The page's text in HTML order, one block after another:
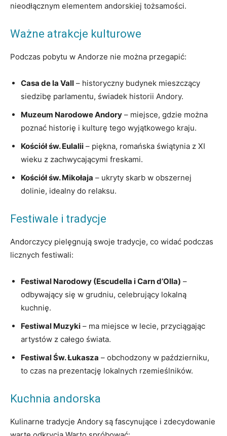
nieodłącznym elementem⁣ andorskiej tożsamości.
Ważne atrakcje kulturowe
Podczas pobytu w Andorze nie⁢ można przegapić:
Casa de la Vall – ‌historyczny budynek mieszczący
siedzibę ​parlamentu, świadek historii Andory.
Muzeum Narodowe Andory –⁤ miejsce, gdzie można
poznać historię i kulturę ​tego wyjątkowego kraju.
Kościół św. Eulalii – piękna, romańska świątynia z XI
wieku z‌ zachwycającymi ⁤freskami.
Kościół św. Mikołaja – ukryty skarb⁢ w obszernej
dolinie, idealny do relaksu.
Festiwale i tradycje
Andorczycy pielęgnują swoje tradycje, co widać podczas
licznych festiwali:
Festiwal Narodowy (Escudella⁣ i Carn d’Olla) –
odbywający się w grudniu, celebrujący lokalną
kuchnię.
Festiwal Muzyki – ma miejsce w lecie, przyciągając
artystów‍ z całego świata.
Festiwal Św. Łukasza – obchodzony ‍w październiku,
to czas na prezentację lokalnych rzemieślników.
Kuchnia andorska
Kulinarne tradycje Andory są fascynujące i zdecydowanie